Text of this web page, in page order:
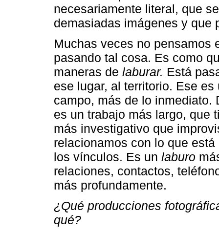
necesariamente literal, que
demasiadas imágenes y que
Muchas veces no pensamos
pasando tal cosa. Es como
maneras de laburar. Está
ese lugar, al territorio. Ese
campo, más de lo inmediato.
es un trabajo más largo,
más investigativo que
relacionamos con lo que
los vínculos. Es un laburo
relaciones, contactos,
más profundamente.
¿Qué producciones
qué?